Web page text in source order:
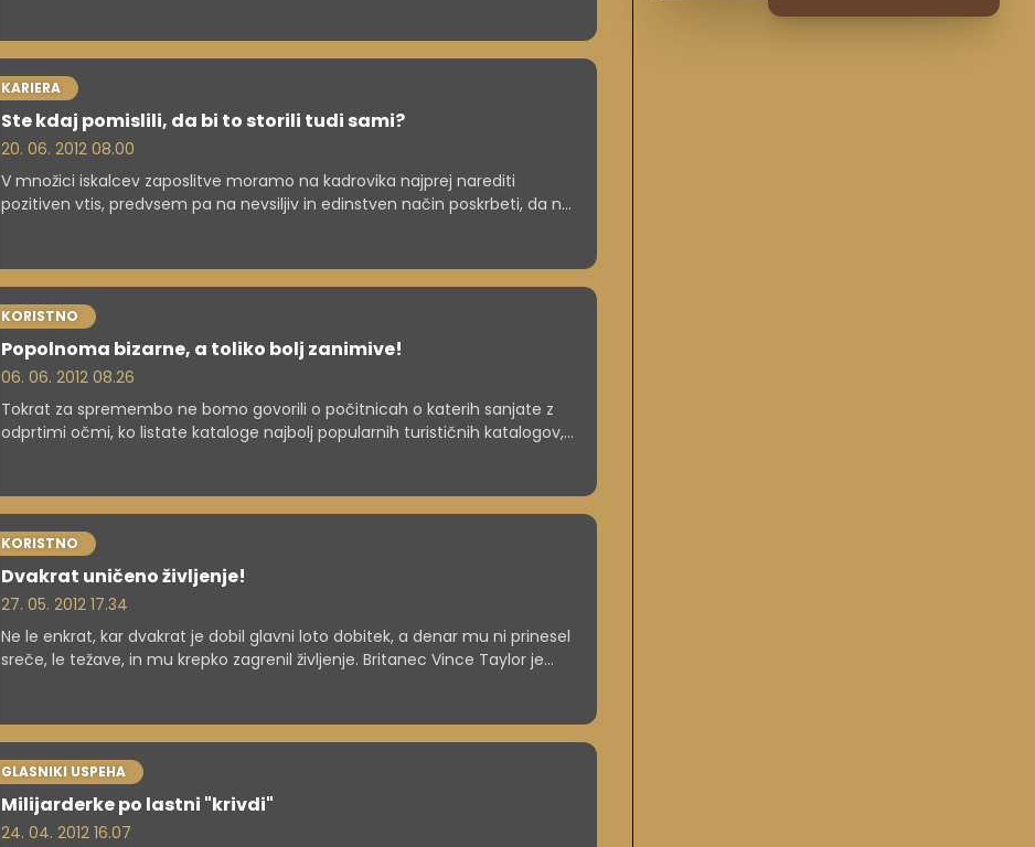
KARIERA
Ste kdaj pomislili, da bi to storili tudi sami?
20. 06. 2012 08.00
V množici iskalcev zaposlitve moramo na kadrovika najprej narediti
pozitiven vtis, predvsem pa na nevsiljiv in edinstven način poskrbeti, da nas
KORISTNO
Popolnoma bizarne, a toliko bolj zanimive!
06. 06. 2012 08.26
Tokrat za spremembo ne bomo govorili o počitnicah o katerih sanjate z
odprtimi očmi, ko listate kataloge najbolj popularnih turističnih katalogov,
KORISTNO
Dvakrat uničeno življenje!
27. 05. 2012 17.34
Ne le enkrat, kar dvakrat je dobil glavni loto dobitek, a denar mu ni prinesel
sreče, le težave, in mu krepko zagrenil življenje. Britanec Vince Taylor je
GLASNIKI USPEHA
Milijarderke po lastni "krivdi"
24. 04. 2012 16.07